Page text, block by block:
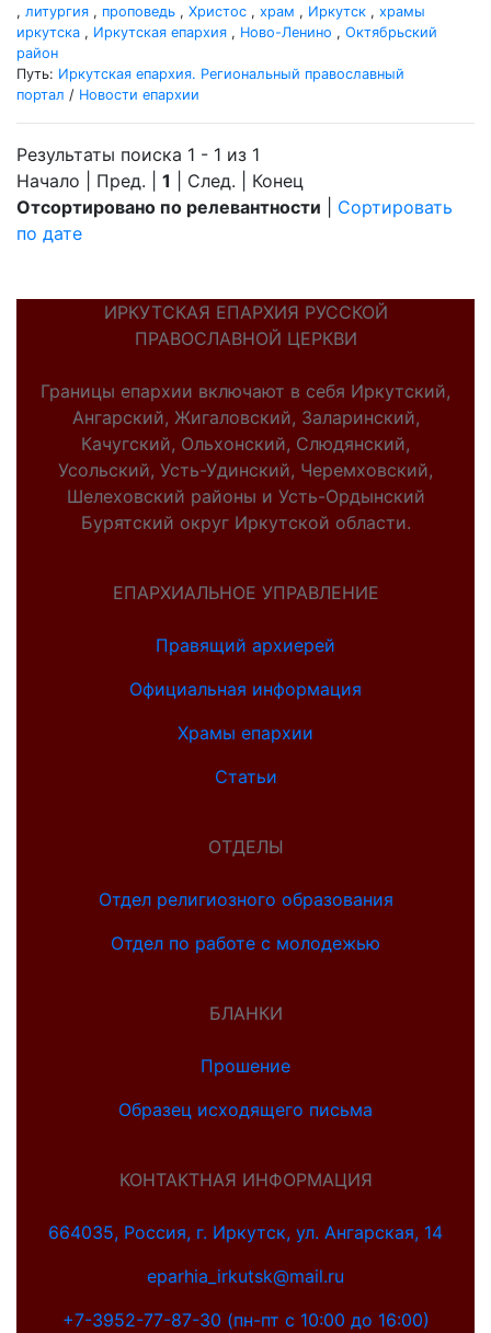
, литургия , проповедь , Христос , храм , Иркутск , храмы
иркутска , Иркутская епархия , Ново-Ленино , Октябрьский
район
Путь: Иркутская епархия. Региональный православный
портал / Новости епархии
Результаты поиска 1 - 1 из 1
Начало | Пред. | 1 | След. | Конец
Отсортировано по релевантности
Сортировать
по дате
ИРКУТСКАЯ ЕПАРХИЯ РУССКОЙ
ПРАВОСЛАВНОЙ ЦЕРКВИ
Границы епархии включают в себя Иркутский,
Ангарский, Жигаловский, Заларинский,
Качугский, Ольхонский, Слюдянский,
Усольский, Усть-Удинский, Черемховский,
Шелеховский районы и Усть-Ордынский
Бурятский округ Иркутской области.
ЕПАРХИАЛЬНОЕ УПРАВЛЕНИЕ
Правящий архиерей
Официальная информация
Храмы епархии
Статьи
ОТДЕЛЫ
Отдел религиозного образования
Отдел по работе с молодежью
БЛАНКИ
Прошение
Образец исходящего письма
КОНТАКТНАЯ ИНФОРМАЦИЯ
664035, Россия, г. Иркутск, ул. Ангарская, 14
eparhia_irkutsk@mail.ru
+7-3952-77-87-30 (пн-пт с 10:00 до 16:00)